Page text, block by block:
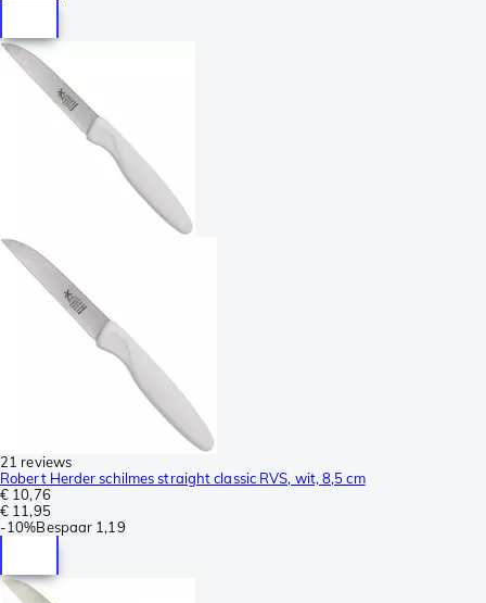
21 reviews
Robert Herder schilmes straight classic RVS, wit, 8,5 cm
€ 10,76
€ 11,95
-10%Bespaar 1,19